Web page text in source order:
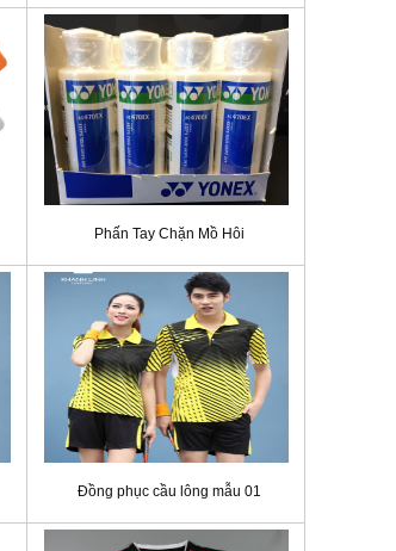
Phấn Tay Chặn Mồ Hôi
Đồng phục cầu lông mẫu 01